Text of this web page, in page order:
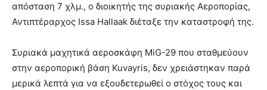
απόσταση 7 χλμ., ο διοικητής της συριακής Αεροπορίας,
Αντιπτέραρχος Issa Hallaak διέταξε την καταστροφή της.
Συριακά μαχητικά αεροσκάφη MiG-29 που σταθμεύουν
στην αεροπορική βάση Kuvayris, δεν χρειάστηκαν παρά
μερικά λεπτά για να εξουδετερωθεί ο στόχος τους και